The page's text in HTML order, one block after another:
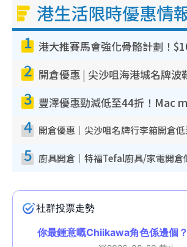
港生活限時優惠情
1
2
3
4
5